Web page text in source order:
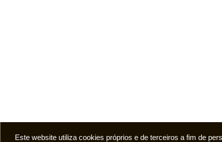
Este website utiliza cookies próprios e de terceiros a fim de